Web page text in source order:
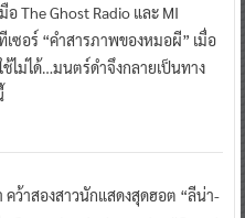
อ The Ghost Radio และ MI
เซอร์ “คำสารภาพของหมอผี” เมื่อ
ไม่ได้…มนตร์ดำจึงกลายเป็นทาง
ว้าสองสาวนักแสดงสุดฮอต “ลีน่า-